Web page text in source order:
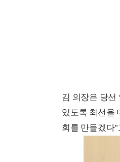
김 의장은 당
있도록 최선을
회를 만들겠다"